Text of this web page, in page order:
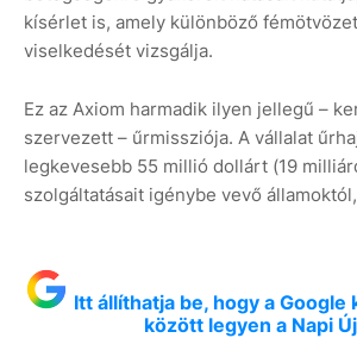
kísérlet is, amely különböző
viselkedését vizsgálja.
Ez az Axiom harmadik ilyen jellegű –
szervezett – űrmissziója. A vállalat
legkevesebb 55 millió dollárt (19
szolgáltatásait igénybe vevő
Itt állíthatja be, hogy a
között legyen a Napi